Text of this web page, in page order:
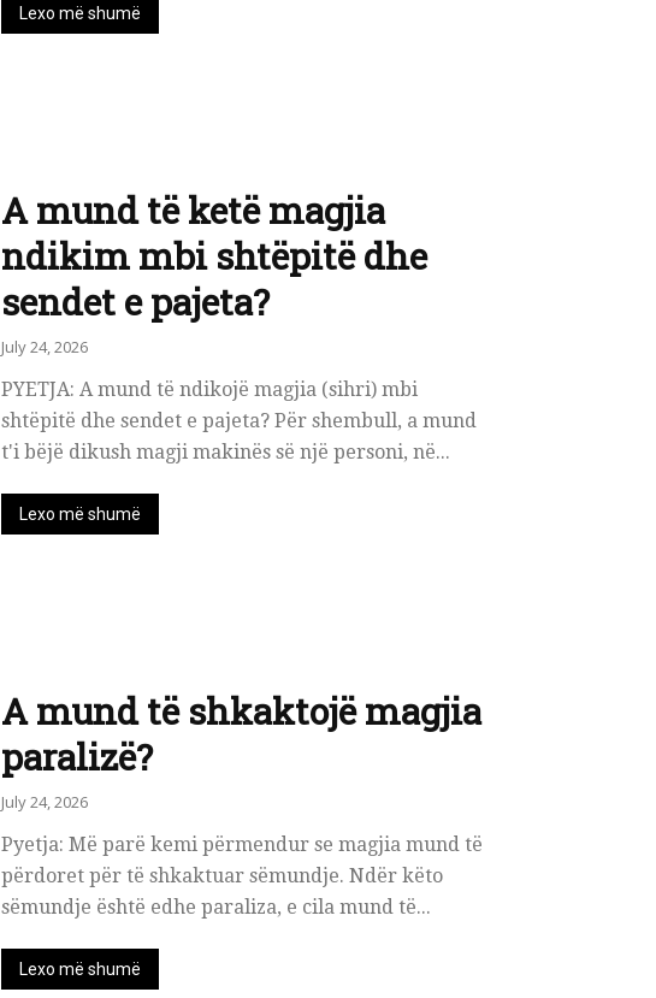
Lexo më shumë
A mund të ketë magjia
ndikim mbi shtëpitë dhe
sendet e pajeta?
July 24, 2026
PYETJA: A mund të ndikojë magjia (sihri) mbi
shtëpitë dhe sendet e pajeta? Për shembull, a mund
t'i bëjë dikush magji makinës së një personi, në...
Lexo më shumë
A mund të shkaktojë magjia
paralizë?
July 24, 2026
Pyetja: Më parë kemi përmendur se magjia mund të
përdoret për të shkaktuar sëmundje. Ndër këto
sëmundje është edhe paraliza, e cila mund të...
Lexo më shumë